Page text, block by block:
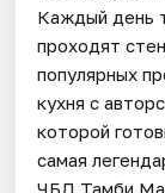
Каждый день
проходят
популярных
кухня с
которой
самая
ЧБД Тамби